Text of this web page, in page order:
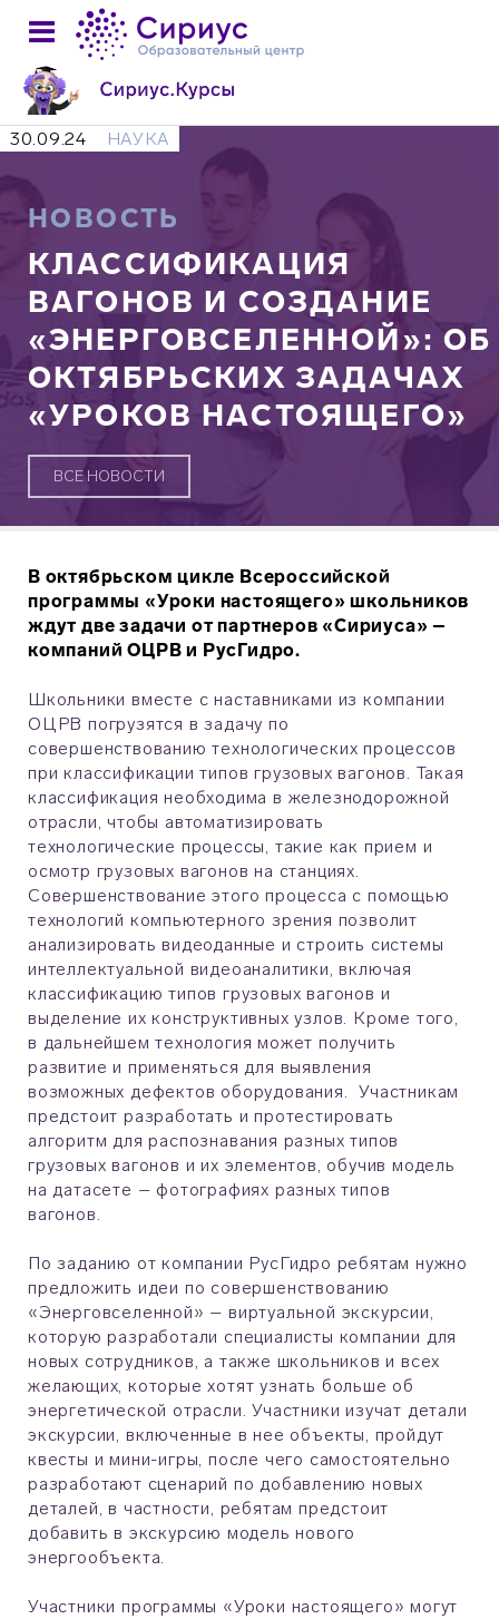
30.09.24 НАУКА
НОВОСТЬ
КЛАССИФИКАЦИЯ
ВАГОНОВ И СОЗДАНИЕ
«ЭНЕРГОВСЕЛЕННОЙ»: ОБ
ОКТЯБРЬСКИХ ЗАДАЧАХ
«УРОКОВ НАСТОЯЩЕГО»
ВСЕ НОВОСТИ
В октябрьском цикле Всероссийской
программы «Уроки настоящего» школьников
ждут две задачи от партнеров «Сириуса» –
компаний ОЦРВ и РусГидро.
Школьники вместе с наставниками из компании
ОЦРВ погрузятся в задачу по
совершенствованию технологических процессов
при классификации типов грузовых вагонов. Такая
классификация необходима в железнодорожной
отрасли, чтобы автоматизировать
технологические процессы, такие как прием и
осмотр грузовых вагонов на станциях.
Совершенствование этого процесса с помощью
технологий компьютерного зрения позволит
анализировать видеоданные и строить системы
интеллектуальной видеоаналитики, включая
классификацию типов грузовых вагонов и
выделение их конструктивных узлов. Кроме того,
в дальнейшем технология может получить
развитие и применяться для выявления
возможных дефектов оборудования. Участникам
предстоит разработать и протестировать
алгоритм для распознавания разных типов
грузовых вагонов и их элементов, обучив модель
на датасете – фотографиях разных типов
вагонов.
По заданию от компании РусГидро ребятам нужно
предложить идеи по совершенствованию
«Энерговселенной» – виртуальной экскурсии,
которую разработали специалисты компании для
новых сотрудников, а также школьников и всех
желающих, которые хотят узнать больше об
энергетической отрасли. Участники изучат детали
экскурсии, включенные в нее объекты, пройдут
квесты и мини-игры, после чего самостоятельно
разработают сценарий по добавлению новых
деталей, в частности, ребятам предстоит
добавить в экскурсию модель нового
энергообъекта.
Участники программы «Уроки настоящего» могут